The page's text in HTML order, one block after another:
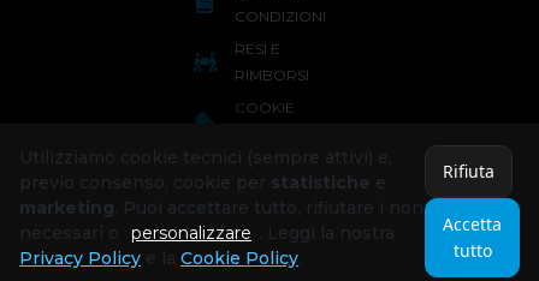
CONDIZIONI
RESI E
RIMBORSI
COOKIE
Utilizziamo cookie tecnici (sempre attivi) e,
previo consenso, cookie per statistiche e
marketing. Puoi accettare tutto, rifiutare i non
necessari o
personalizzare . Leggi la nostra
Privacy Policy e la Cookie Policy.
Rifiuta
Accetta
tutto